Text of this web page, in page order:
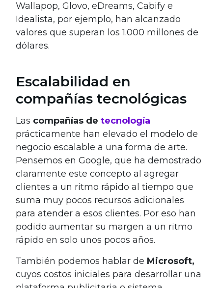
Wallapop, Glovo, eDreams, Cabify e
Idealista, por ejemplo, han alcanzado
valores que superan los 1.000 millones de
dólares.
Escalabilidad en
compañías tecnológicas
Las compañías de tecnología
prácticamente han elevado el modelo de
negocio escalable a una forma de arte.
Pensemos en Google, que ha demostrado
claramente este concepto al agregar
clientes a un ritmo rápido al tiempo que
suma muy pocos recursos adicionales
para atender a esos clientes. Por eso han
podido aumentar su margen a un ritmo
rápido en solo unos pocos años.
También podemos hablar de Microsoft,
cuyos costos iniciales para desarrollar una